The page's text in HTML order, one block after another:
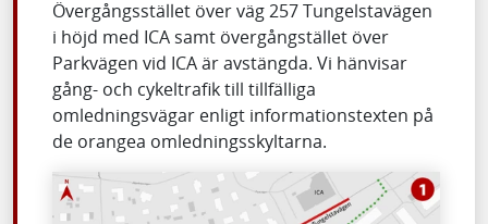
Övergångsstället över väg 257 Tungelstavägen
i höjd med ICA samt övergångstället över
Parkvägen vid ICA är avstängda. Vi hänvisar
gång- och cykeltrafik till tillfälliga
omledningsvägar enligt informationstexten på
de orangea omledningsskyltarna.